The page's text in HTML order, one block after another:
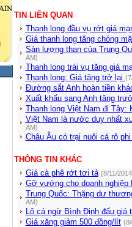
TIN LIÊN QUAN
Thanh long đầu vụ rớt giá
Giá thanh long tăng chóng
Sản lượng than của Trung
AM)
Thanh long trái vụ tăng giá
Thanh long: Giá tăng trở lại
Đường sắt Anh hoàn tiền
Xuất khẩu sang Anh tăng
Thanh long Việt Nam đi Tây:
Việt Nam là nước duy nhất
AM)
Châu Âu có trại nuôi cá rô
THÔNG TIN KHÁC
Giá cà phê rớt tơi tả (8/11/
Gỡ vướng cho doanh nghiệp
Trung Quốc: Thặng dư
AM)
Lô cá ngừ Bình Định đấu giá
Giá xăng giảm 500 đồng/lít